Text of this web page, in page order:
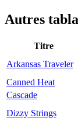
Autres
Titre
Arkansas Traveler
Canned Heat
Cascade
Dizzy Strings